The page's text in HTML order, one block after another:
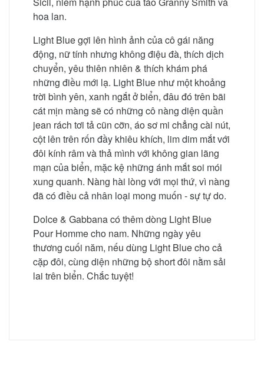
hoa lan.
Light Blue gợi lên hình ảnh của cô gái năng
động, nữ tính nhưng không điệu đà, thích dịch
chuyển, yêu thiên nhiên & thích khám phá
những điều mới lạ. Light Blue như một khoảng
trời bình yên, xanh ngắt ở biển, đâu đó trên bãi
cát mịn màng sẽ có những cô nàng diện quần
jean rách tơi tả cũn cỡn, áo sơ mi chẳng cài nút,
cột lên trên rốn đầy khiêu khích, lim dim mắt với
đôi kính râm và thả mình với không gian lãng
mạn của biển, mặc kệ những ánh mắt soi mói
xung quanh. Nàng hài lòng với mọi thứ, vì nàng
đã có điều cả nhân loại mong muốn - sự tự do.
Dolce & Gabbana có thêm dòng Light Blue
Pour Homme cho nam. Những ngày yêu
thương cuối năm, nếu dùng Light Blue cho cả
cặp đôi, cùng diện những bộ short đôi nằm sải
lai trên biển. Chắc tuyệt!